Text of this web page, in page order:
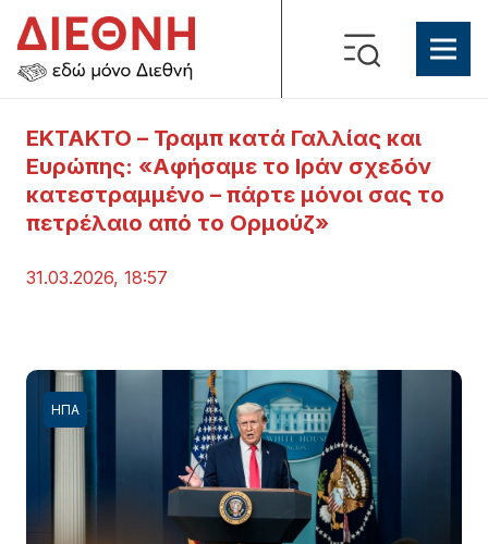
ΕΚΤΑΚΤΟ – Τραμπ κατά Γαλλίας και
Ευρώπης: «Αφήσαμε το Ιράν σχεδόν
κατεστραμμένο – πάρτε μόνοι σας το
πετρέλαιο από το Ορμούζ»
31.03.2026, 18:57
ΗΠΑ